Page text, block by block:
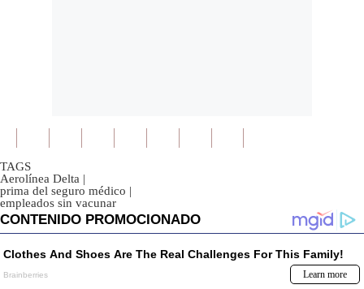
TAGS
Aerolínea Delta |
prima del seguro médico |
empleados sin vacunar